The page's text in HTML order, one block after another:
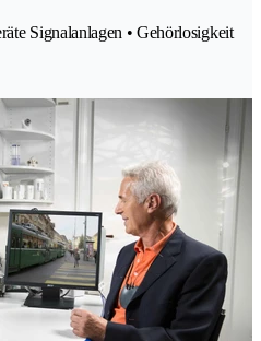
Signalanlagen • Gehörlosigkeit